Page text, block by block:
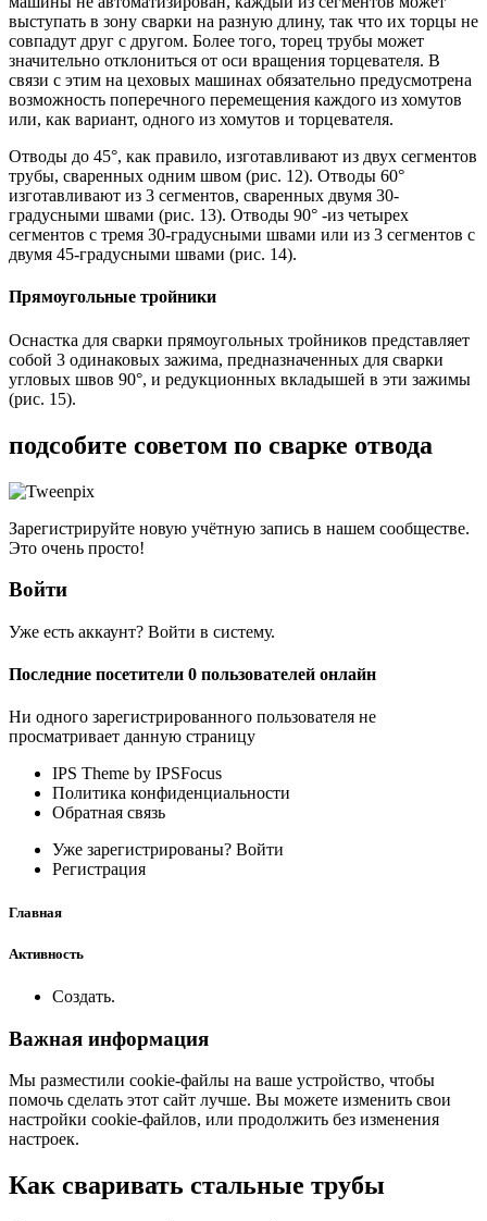
выступать в зону сварки на разную длину, так что их торцы не
совпадут друг с другом. Более того, торец трубы может
значительно отклониться от оси вращения торцевателя. В
связи с этим на цеховых машинах обязательно предусмотрена
возможность поперечного перемещения каждого из хомутов
или, как вариант, одного из хомутов и торцевателя.
Отводы до 45°, как правило, изготавливают из двух сегментов
трубы, сваренных одним швом (рис. 12). Отводы 60°
изготавливают из 3 сегментов, сваренных двумя 30-
градусными швами (рис. 13). Отводы 90° -из четырех
сегментов с тремя 30-градусными швами или из 3 сегментов с
двумя 45-градусными швами (рис. 14).
Прямоугольные тройники
Оснастка для сварки прямоугольных тройников представляет
собой 3 одинаковых зажима, предназначенных для сварки
угловых швов 90°, и редукционных вкладышей в эти зажимы
(рис. 15).
подсобите советом по сварке отвода
Зарегистрируйте новую учётную запись в нашем сообществе.
Это очень просто!
Войти
Уже есть аккаунт? Войти в систему.
Последние посетители 0 пользователей онлайн
Ни одного зарегистрированного пользователя не
просматривает данную страницу
IPS Theme by IPSFocus
Политика конфиденциальности
Обратная связь
Уже зарегистрированы? Войти
Регистрация
Главная
Активность
Создать.
Важная информация
Мы разместили cookie-файлы на ваше устройство, чтобы
помочь сделать этот сайт лучше. Вы можете изменить свои
настройки cookie-файлов, или продолжить без изменения
настроек.
Как сваривать стальные трубы